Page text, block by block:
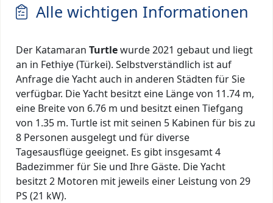
Alle wichtigen Informationen
Der Katamaran Turtlewurde 2021 gebaut und liegt
an in Fethiye (Türkei). Selbstverständlich ist auf
Anfrage die Yacht auch in anderen Städten für Sie
verfügbar. Die Yacht besitzt eine Länge von 11.74 m,
eine Breite von 6.76 m und besitzt einen Tiefgang
von 1.35 m. Turtle ist mit seinen 5 Kabinen für bis zu
8 Personen ausgelegt und für diverse
Tagesausflüge geeignet. Es gibt insgesamt 4
Badezimmer für Sie und Ihre Gäste. Die Yacht
besitzt 2 Motoren mit jeweils einer Leistung von 29
PS (21 kW).